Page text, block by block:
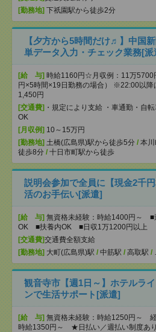
[勤務地] 下祇園駅から徒歩2分
【夕方から5時間だけ♬】中国
単データ入力・チェック業務[派
[給 与] 時給1160円☆月収例：11万5700
円×5時間×19日勤務の場合） ※22:00以降
1,450円
[交通費] ・規定により支給 ・車通勤・自
OK
[月収例] 10～15万円
[勤務地] 土橋(広島県)駅から徒歩5分 / 本川
徒歩8分 / 十日市町駅から徒歩
説明会参加で全員に【現金2千
活のお手伝い[派遣]
[給 与] 無資格未経験：時給1400円～ ■
OK ■扶養内OK ■日収1万1200円以上
[交通費]交通費全額支給
[勤務地] 大町(広島県)駅 / 中筋駅 / 高取駅 /
観音寺市【週1日～】ホテルラ
ンで生活サポート[派遣]
[給 与] 無資格未経験：時給1250円～ 経
時給1350円～ ★日払い／週払い制度あ